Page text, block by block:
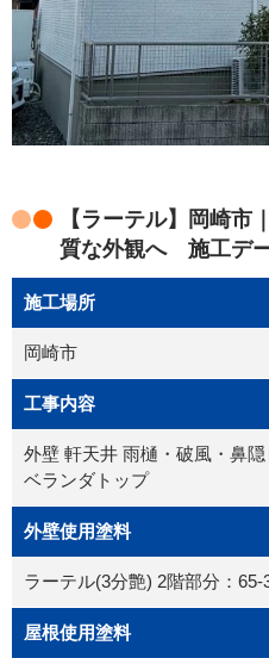
【ラーテル】岡崎市
質な外観へ 施工デ
施工場所
岡崎市
工事内容
外壁 軒天井 雨樋・破風・鼻
ベランダトップ
外壁使用塗料
ラーテル(3分艶) 2階部分：
屋根使用塗料